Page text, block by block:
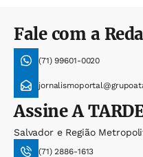
Fale com a
(71) 99601-0020
AssineA
Salvador e Região
(71) 2886-1613